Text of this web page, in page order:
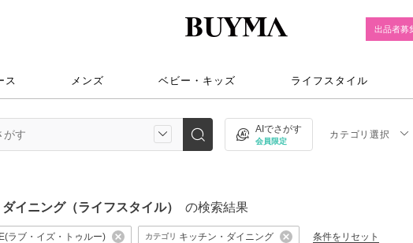
出品者募
ス メンズ ベビー・キッズ ライフスタイル
AIでさがす
会員限定
カテゴリ選択
イニング（ライフスタイル） の検索結果
ラブ・イズ・トゥルー) カテゴリ キッチン・ダイニング 条件をリセット